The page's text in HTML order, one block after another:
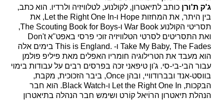
ג'ק ת'ורן כותב לתיאטרון, לקולנוע, לטלוויזיה ולרדיו. הוא כתב,
בין היתר, את המחזות Hope ו-Let the Right One In, את
תסריטי הקולנוע War Book ו-The Scouting Book for Boys,
ואת התסריטים לסרטי הטלוויזיה זוכי פרסי באפט"א Don't
Take My Baby, The Fades ו- .This is England בימים אלה
הוא מעבד את הטרילוגיה חומריו האפלים מאת פיליפ פולמן
עבור הבי-בי-סי. ג'ון טיפאני זכה בפרסים רבים על עבודות בימוי
בווסט-אנד ובברודוויי, ובהן Once, ביבר הזכוכית, מקבת,
הבקכות, Let the Right One In ו-Black Watch. הוא חבר
הנהלת תיאטרון הרוֹיאל קוֹרט ושימש חבר הנהלה בתיאטרון